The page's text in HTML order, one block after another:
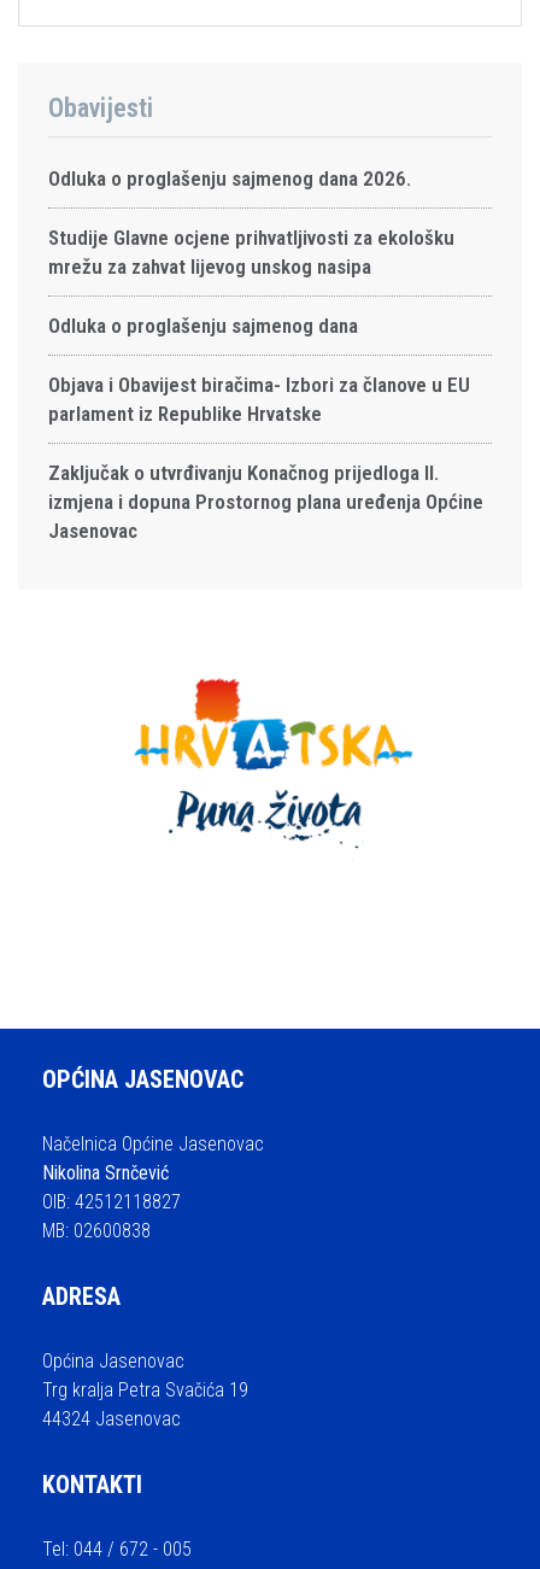
Obavijesti
Odluka o proglašenju sajmenog dana 2026.
Studije Glavne ocjene prihvatljivosti za ekološku
mrežu za zahvat lijevog unskog nasipa
Odluka o proglašenju sajmenog dana
Objava i Obavijest biračima- Izbori za članove u EU
parlament iz Republike Hrvatske
Zaključak o utvrđivanju Konačnog prijedloga II.
izmjena i dopuna Prostornog plana uređenja Općine
Jasenovac
OPĆINA JASENOVAC
Načelnica Općine Jasenovac
Nikolina Srnčević
OIB: 42512118827
MB: 02600838
ADRESA
Općina Jasenovac
Trg kralja Petra Svačića 19
44324 Jasenovac
KONTAKTI
Tel: 044 / 672 - 005